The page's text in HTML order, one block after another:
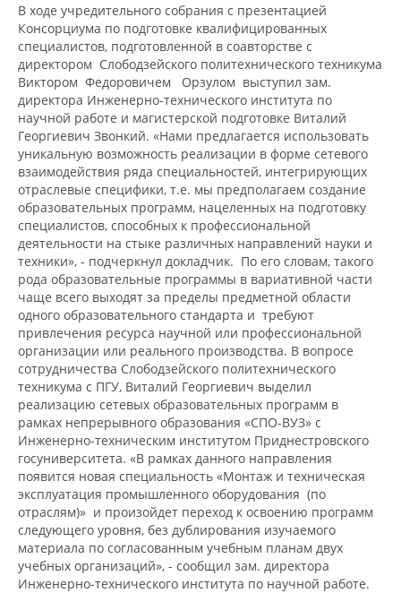
В ходе учредительного собрания с презентацией
Консорциума по подготовке квалифицированных
специалистов, подготовленной в соавторстве с
директором Слободзейского политехнического техникума
Виктором Федоровичем Орзулом выступил зам.
директора Инженерно-технического института по
научной работе и магистерской подготовке Виталий
Георгиевич Звонкий. «Нами предлагается использовать
уникальную возможность реализации в форме сетевого
взаимодействия ряда специальностей, интегрирующих
отраслевые специфики, т.е. мы предполагаем создание
образовательных программ, нацеленных на подготовку
специалистов, способных к профессиональной
деятельности на стыке различных направлений науки и
техники», - подчеркнул докладчик. По его словам, такого
рода образовательные программы в вариативной части
чаще всего выходят за пределы предметной области
одного образовательного стандарта и требуют
привлечения ресурса научной или профессиональной
организации или реального производства. В вопросе
сотрудничества Слободзейского политехнического
техникума с ПГУ, Виталий Георгиевич выделил
реализацию сетевых образовательных программ в
рамках непрерывного образования «СПО-ВУЗ» с
Инженерно-техническим институтом Приднестровского
госуниверситета. «В рамках данного направления
появится новая специальность «Монтаж и техническая
эксплуатация промышленного оборудования (по
отраслям)» и произойдет переход к освоению программ
следующего уровня, без дублирования изучаемого
материала по согласованным учебным планам двух
учебных организаций», - сообщил зам. директора
Инженерно-технического института по научной работе.